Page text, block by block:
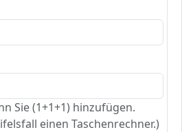
Sie (1+1+1) hinzufügen.
einen Taschenrechner.)